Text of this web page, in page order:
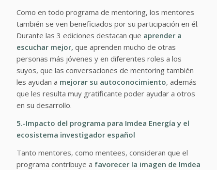
Como en todo programa de mentoring, los mentores
también se ven beneficiados por su participación en él.
Durante las 3 ediciones destacan que aprender a
escuchar mejor, que aprenden mucho de otras
personas más jóvenes y en diferentes roles a los
suyos, que las conversaciones de mentoring también
les ayudan a mejorar su autoconocimiento, además
que les resulta muy gratificante poder ayudar a otros
en su desarrollo.
5.-Impacto del programa para Imdea Energía y el
ecosistema investigador español
Tanto mentores, como mentees, consideran que el
programa contribuye a favorecer la imagen de Imdea